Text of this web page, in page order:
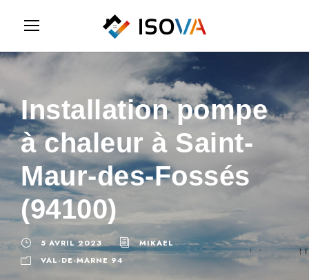
Installation pompe
à chaleur à Saint-
Maur-des-Fossés
(94100)
5 AVRIL 2023
MIKAEL
VAL-DE-MARNE 94